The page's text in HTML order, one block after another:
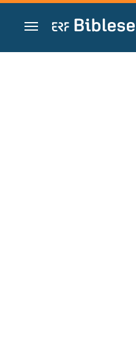
Zum Inhalt springen